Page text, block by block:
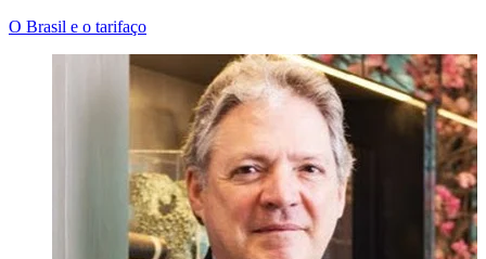
O Brasil e o tarifaço